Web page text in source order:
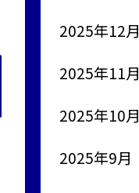
2025年12月
2025年11月
2025年10月
2025年9月